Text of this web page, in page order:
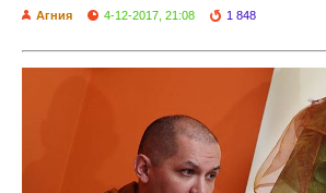
Агния 4-12-2017, 21:08 1 848